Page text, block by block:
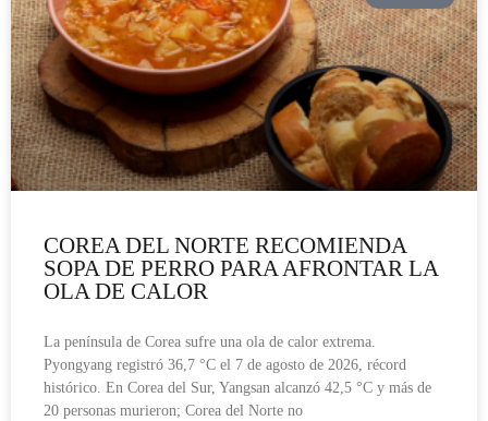
COREA DEL NORTE RECOMIENDA
SOPA DE PERRO PARA AFRONTAR LA
OLA DE CALOR
La península de Corea sufre una ola de calor extrema.
Pyongyang registró 36,7 °C el 7 de agosto de 2026, récord
histórico. En Corea del Sur, Yangsan alcanzó 42,5 °C y más de
20 personas murieron; Corea del Norte no